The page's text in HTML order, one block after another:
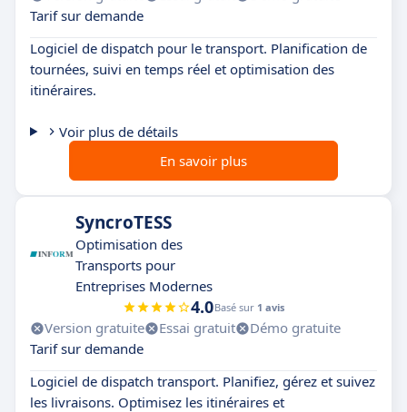
Tarif sur demande
Logiciel de dispatch pour le transport. Planification de
tournées, suivi en temps réel et optimisation des
itinéraires.
Voir plus de détails
En savoir plus
SyncroTESS
Optimisation des
Transports pour
Entreprises Modernes
4.0Basé sur 1 avis
Version gratuite Essai gratuit
Démo gratuite
Tarif sur demande
Logiciel de dispatch transport. Planifiez, gérez et suivez
les livraisons. Optimisez les itinéraires et